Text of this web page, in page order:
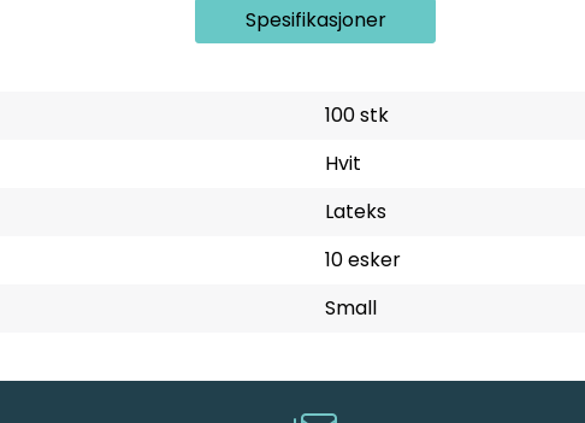
Spesifikasjoner
100 stk
Hvit
Lateks
10 esker
Small